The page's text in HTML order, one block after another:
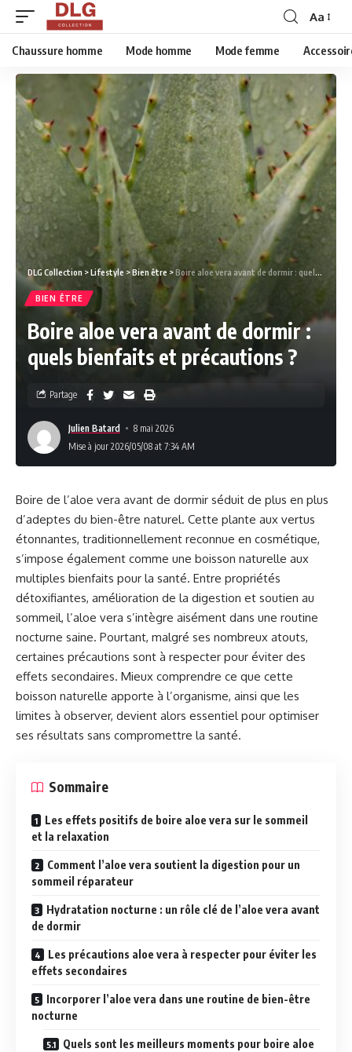
Aa
Chaussure homme Mode homme Mode femme
DLG Collection >Lifestyle >Bien être >Boire aloe vera avant de dormir : quels bienfaits et précautions ?
BIEN ÊTRE
Boire aloe vera avant de dormir :
quels bienfaits et précautions ?
Julien Batard
8 mai 2026
Mise à jour 2026/05/08 at 7:34 AM
Partage
Boire de l’aloe vera avant de dormir séduit de plus en plus
d’adeptes du bien-être naturel. Cette plante aux vertus
étonnantes, traditionnellement reconnue en cosmétique,
s’impose également comme une boisson naturelle aux
multiples bienfaits pour la santé. Entre propriétés
détoxifiantes, amélioration de la digestion et soutien au
sommeil, l’aloe vera s’intègre aisément dans une routine
nocturne saine. Pourtant, malgré ses nombreux atouts,
certaines précautions sont à respecter pour éviter des
effets secondaires. Mieux comprendre ce que cette
boisson naturelle apporte à l’organisme, ainsi que les
limites à observer, devient alors essentiel pour optimiser
ses résultats sans compromettre la santé.
Sommaire
Les effets positifs de boire aloe vera sur le sommeil
et la relaxation
Comment l’aloe vera soutient la digestion pour un
sommeil réparateur
Hydratation nocturne : un rôle clé de l’aloe vera avant
de dormir
Les précautions aloe vera à respecter pour éviter les
effets secondaires
Incorporer l’aloe vera dans une routine de bien-être
nocturne
Quels sont les meilleurs moments pour boire aloe